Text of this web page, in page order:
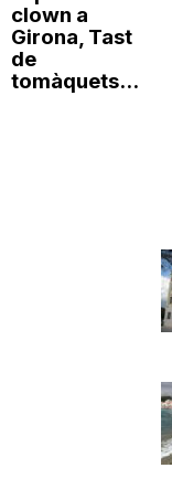
clown a
Girona, Tast
de
tomàquets...